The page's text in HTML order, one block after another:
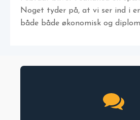
Noget tyder på, at vi ser ind i
både både økonomisk og